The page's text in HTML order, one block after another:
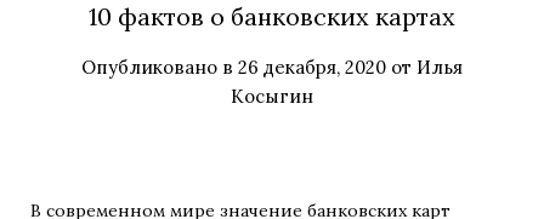
10 фактов о банковских картах
Опубликовано в 26 декабря, 2020 от Илья
Косыгин
В современном мире значение банковских карт